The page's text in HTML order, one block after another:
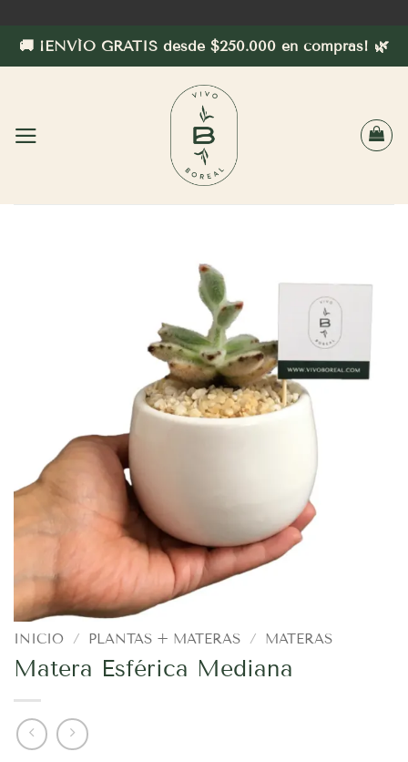
contenido
🚚 ¡ENVÍO GRATIS desde $250.000 en compras! 🌿
INICIO / PLANTAS + MATERAS / MATERAS
Matera Esférica Mediana